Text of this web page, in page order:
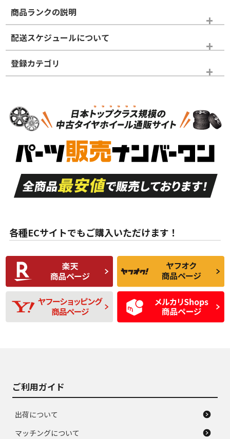
商品ランクの説明
※商品ランクは出品者の主観により判断しておりますので、あら
かじめご了承ください。
ホイールランク
S
品）
S
新車外し品（新古
付き
A
走行距離も少なく、
目立つ傷もほとんど
ない中古品
A
走行距離も少なく、
非常に状態の良い中
古品
な中古品
んどない中古品
C
比較的きれいな中古
品
C
られるが、使用に問
題のない中古品
D
使用感や目立つ傷が
あり、一般的な中古
品
D
残り溝も少なく、偏
磨耗がみられ、短期
間使用できるくらい
の中古品
配送スケジュールについて
登録カテゴリ
タイヤホイールセット
各種ECサイトでもご購入いただけます！
ご利用ガイド
出荷について
マッチングについて